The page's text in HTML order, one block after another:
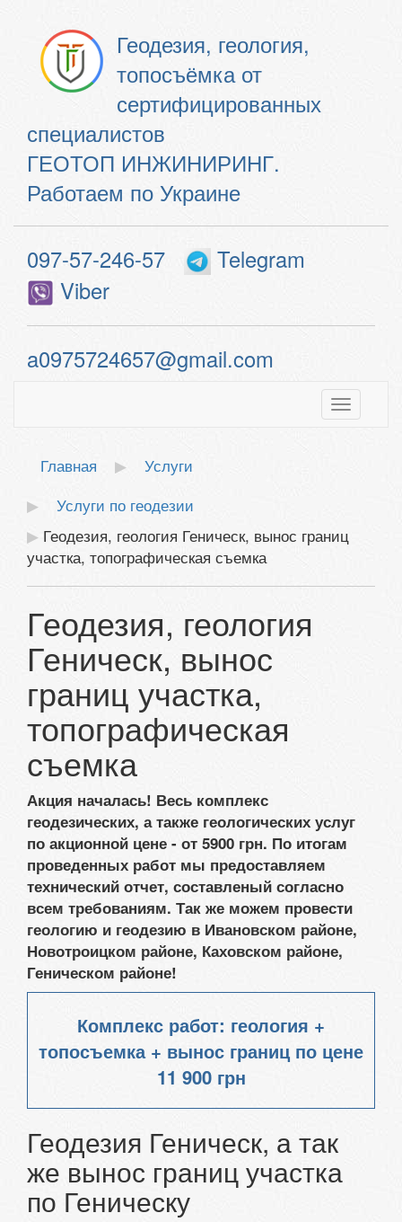
Геодезия, геология,
топосъёмка от
сертифицированных
специалистов
ГЕОТОП ИНЖИНИРИНГ.
Работаем по Украине
097-57-246-57
Telegram
Viber
a0975724657@gmail.com
Toggle
Главная
Услуги
Услуги по геодезии
Геодезия, геология Геническ, вынос границ
участка, топографическая съемка
Геодезия, геология
Геническ, вынос
границ участка,
топографическая
съемка
Акция началась! Весь комплекс
геодезических, а также геологических услуг
по акционной цене - от 5900 грн. По итогам
проведенных работ мы предоставляем
технический отчет, составленый согласно
всем требованиям. Так же можем провести
геологию и геодезию в Ивановском районе,
Новотроицком районе, Каховском районе,
Геническом районе!
Комплекс работ: геология +
топосъемка + вынос границ по цене
11 900 грн
Геодезия Геническ, а так
же вынос границ участка
по Геническу